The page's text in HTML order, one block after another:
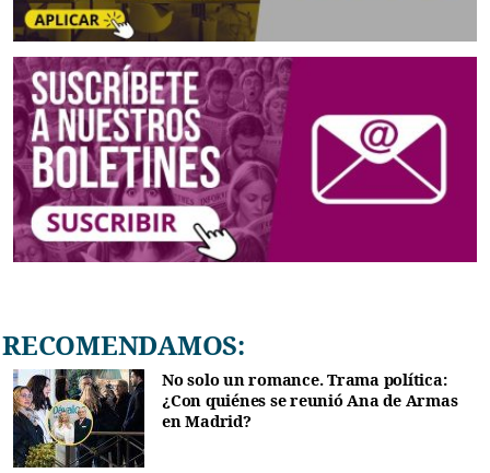
RECOMENDAMOS:
No solo un romance. Trama política:
¿Con quiénes se reunió Ana de Armas
en Madrid?